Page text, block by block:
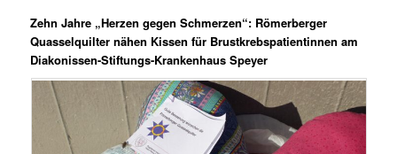
Zehn Jahre „Herzen gegen Schmerzen“: Römerberger
Quasselquilter nähen Kissen für Brustkrebspatientinnen am
Diakonissen-Stiftungs-Krankenhaus Speyer